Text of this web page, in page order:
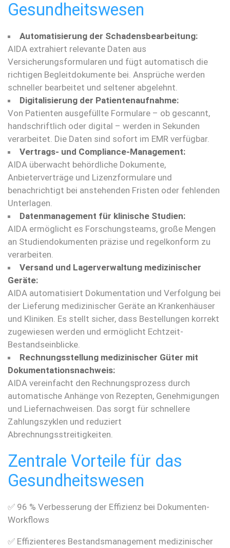
Gesundheitswesen
Automatisierung der Schadensbearbeitung:
AIDA extrahiert relevante Daten aus
Versicherungsformularen und fügt automatisch die
richtigen Begleitdokumente bei. Ansprüche werden
schneller bearbeitet und seltener abgelehnt.
Digitalisierung der Patientenaufnahme:
Von Patienten ausgefüllte Formulare – ob gescannt,
handschriftlich oder digital – werden in Sekunden
verarbeitet. Die Daten sind sofort im EMR verfügbar.
Vertrags- und Compliance-Management:
AIDA überwacht behördliche Dokumente,
Anbieterverträge und Lizenzformulare und
benachrichtigt bei anstehenden Fristen oder fehlenden
Unterlagen.
Datenmanagement für klinische Studien:
AIDA ermöglicht es Forschungsteams, große Mengen
an Studiendokumenten präzise und regelkonform zu
verarbeiten.
Versand und Lagerverwaltung medizinischer
Geräte:
AIDA automatisiert Dokumentation und Verfolgung bei
der Lieferung medizinischer Geräte an Krankenhäuser
und Kliniken. Es stellt sicher, dass Bestellungen korrekt
zugewiesen werden und ermöglicht Echtzeit-
Bestandseinblicke.
Rechnungsstellung medizinischer Güter mit
Dokumentationsnachweis:
AIDA vereinfacht den Rechnungsprozess durch
automatische Anhänge von Rezepten, Genehmigungen
und Liefernachweisen. Das sorgt für schnellere
Zahlungszyklen und reduziert
Abrechnungsstreitigkeiten.
Zentrale Vorteile für das
Gesundheitswesen
✅ 96 % Verbesserung der Effizienz bei Dokumenten-
Workflows
✅ Effizienteres Bestandsmanagement medizinischer